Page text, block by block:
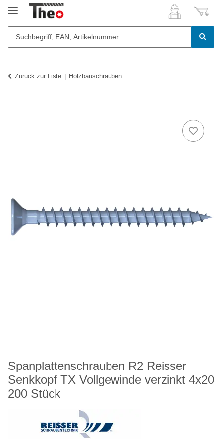
Zurück zur Liste Holzbauschrauben
Spanplattenschrauben R2 Reisser
Senkkopf TX Vollgewinde verzinkt 4x20
200 Stück